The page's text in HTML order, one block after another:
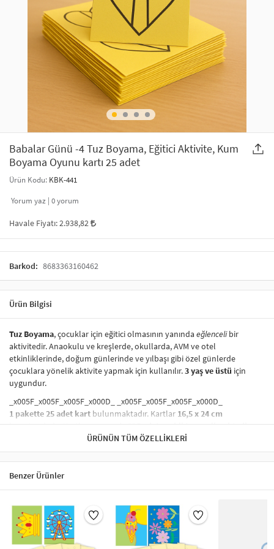
SAÇ AKSESUARLARI
GELİN / DÜĞÜN AKSESUARLARI
ŞAL VE FULAR
ODA KOKUSU VE MUM
PARTİ SÜSLERİ
YILBAŞI ÜRÜNLERİ
KULLAN AT TABAK BARDAK SETİ
Babalar Günü -4 Tuz Boyama, Eğitici Aktivite, Kum
Boyama Oyunu kartı 25 adet
Ürün Kodu: KBK-441
Yorum yaz | 0yorum
Havale Fiyatı:2.938,82
Barkod: 8683363160462
Ürün Bilgisi
Tuz Boyama, çocuklar için eğitici olmasının yanında eğlencelibir
aktivitedir. Anaokulu ve kreşlerde, okullarda, AVM ve otel
etkinliklerinde, doğum günlerinde ve yılbaşı gibi özel günlerde
çocuklara yönelik aktivite yapmak için kullanılır.3 yaş ve üstü için
uygundur.
_x005F_x005F_x005F_x000D_ _x005F_x005F_x005F_x000D_
1 pakette 25 adet kart bulunmaktadır. Kartlar 16,5 x 24 cm
boyutundadır. Kartların yanında225 adet renkli tuz verilmektedir.
_x005F_x005F_x005F_x000D_ _x005F_x005F_x005F_x000D_
_x005F_x005F_x005F_x000D_ _x005F_x005F_x005F_x000D_
Eğitici ve Eğlenceli Tuz Boyama Aktivitesi:Çocuklarınızla
seti, motor gelişimini desteklerken aynı zamanda el becerilerini artıran
eğlenceli bir etkinliktir. Hem yaratıcı düşünme hem de sanat becerileri
kazandıran bu aktivite, çocukların ince motor becerilerini geliştirir.
ÜRÜNÜN TÜM ÖZELLIKLERI
Benzer Ürünler